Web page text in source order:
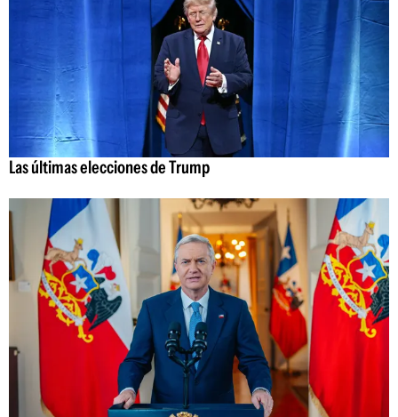
Las últimas elecciones de Trump